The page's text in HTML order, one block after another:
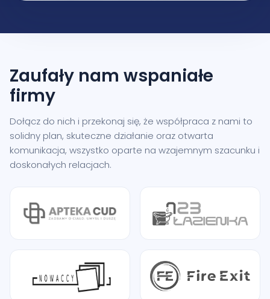
Zaufały nam wspaniałe
firmy
Dołącz do nich i przekonaj się, że współpraca z nami to
solidny plan, skuteczne działanie oraz otwarta
komunikacja, wszystko oparte na wzajemnym szacunku i
doskonałych relacjach.